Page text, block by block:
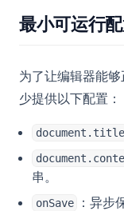
  },
<style scoped>
  width
: 100dvw
}
</style
最小可运行
为了让编辑器能
少提供以下配置：
document.title
串。
onSave
：异步